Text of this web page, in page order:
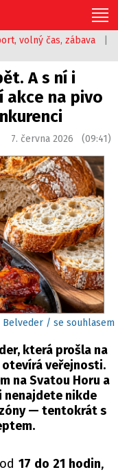
volný čas, zábava
A s ní i
akce na pivo
7. června 2026 (09:41)
Belveder / se souhlasem
která prošla na
veřejnosti.
na Svatou Horu a
nenajdete nikde
— tentokrát s
17 do 21 hodin,